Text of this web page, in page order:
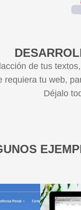
de tus
requiera tu web,
Déjalo